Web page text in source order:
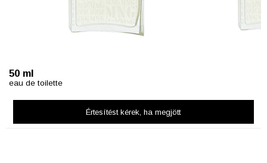
50 ml
eau de toilette
Értesítést kérek, ha megjött